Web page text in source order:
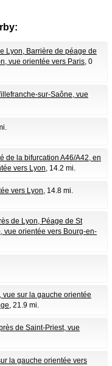
Lyon, Barrière de péage de
vue orientée vers Paris, 0
sur-Saône, vue
de la bifurcation A46/A42, en
vers Lyon, 14.2 mi.
vers Lyon, 14.8 mi.
de Lyon, Péage de St
vue orientée vers Bourg-en-
vue sur la gauche orientée
, 21.9 mi.
de Saint-Priest, vue
la gauche orientée vers